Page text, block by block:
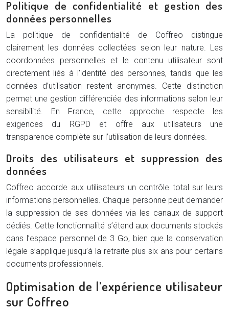
Politique de confidentialité et gestion des
données personnelles
La politique de confidentialité de Coffreo distingue
clairement les données collectées selon leur nature. Les
coordonnées personnelles et le contenu utilisateur sont
directement liés à l’identité des personnes, tandis que les
données d’utilisation restent anonymes. Cette distinction
permet une gestion différenciée des informations selon leur
sensibilité. En France, cette approche respecte les
exigences du RGPD et offre aux utilisateurs une
transparence complète sur l’utilisation de leurs données.
Droits des utilisateurs et suppression des
données
Coffreo accorde aux utilisateurs un contrôle total sur leurs
informations personnelles. Chaque personne peut demander
la suppression de ses données via les canaux de support
dédiés. Cette fonctionnalité s’étend aux documents stockés
dans l’espace personnel de 3 Go, bien que la conservation
légale s’applique jusqu’à la retraite plus six ans pour certains
documents professionnels.
Optimisation de l’expérience utilisateur
sur Coffreo